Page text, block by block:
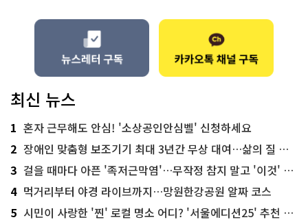
최신 뉴스
1 혼자 근무해도 안심! '소상공인안심벨' 신청하세요
2 장애인 맞춤형 보조기기 최대 3년간 무상 대여…삶의 질 높인다
3 걸을 때마다 아픈 '족저근막염'…무작정 참지 말고 '이것' 해보세요!
4 먹거리부터 야경 라이브까지…망원한강공원 알짜 코스
5 시민이 사랑한 '찐' 로컬 명소 어디? '서울에디션25' 추천 코스